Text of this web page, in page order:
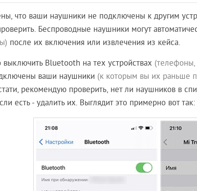
что ваши наушники не подключены к другим
Беспроводные наушники могут
после их включения или извлечения из кейса.
Bluetooth на тех устройствах (телефоны,
ваши наушники (к которым вы их раньше
рекомендую проверить, нет ли наушников в
есть - удалить их. Выглядит это примерно вот так: